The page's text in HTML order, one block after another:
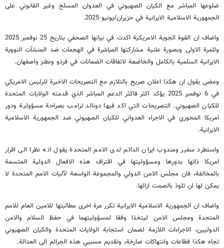
ضلوعها المباشر مع الكيان الصهيوني في العدوان المسلح وغير القانوني على
الجمهورية الاسلامية الايرانية في حزيران/يونيو 2025.
واضاف ان القوة الجوية الامريكية اكدت في بيانها الصحفي بتاريخ 25 نوفمبر 2025
وللمرة الاولى وبصورة علنية مشاركتها المباشرة في الهجمات ضد المنشآت النووية
الايرانية السلمية بالكامل والخاضعة لاتفاقات الضمانات في فردو ونطنز واصفهان.
ومضى يقول ان هكذا اعلان صريح بالتلازم مع التصريحات الاخيرة للرئيس الامريكي
في 6 نوفمبر 2025 يؤكد اكثر فاكثر الدعم المباشر الذي قدمته الولايات المتحدة
للكيان الصهيوني. التصريحات التي اكد فيها دونالد ترامب بصراحة مسؤولية ودور
امريكا المحوري في الاجراء العدواني للكيان الصهيوني ضد الجمهورية الاسلامية
الايرانية.
واستطرد سفير ومندوب ايران الدائم لدى الامم المتحدة يقول انه نظرا الى اقرار
امريكا ذاتها بدورها ومسؤوليتها في اقتراف هذه الافعال الدولية المتسمة
بالمخالفة، فان مجلس الامن الدولي والمجموعة الواسعة لآليات الامم المتحدة لا
يمكن لها ان تلوذ بالصمت ازائها.
واضاف ان الجمهورية الاسلامية الايرانية تكرر مرة اخرى مطالبتها للامين العام للامم
المتحدة ومجلس الامن ليتخذا وفقا لمسؤوليتهما في حفظ السلام والامن
الدوليين، الاجراءات اللازمة لضمان استجابة الولايات المتحدة والكيان الصهيوني
تجاه هكذا فظاعات وانتهاكات صارخة، وتقديم مسبيي هذه الجرائم الى العدالة.